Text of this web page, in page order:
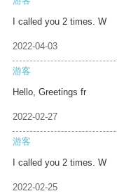
I called you 2 times. W
2022-04-03
游客
Hello, Greetings fr
2022-02-27
游客
I called you 2 times. W
2022-02-25